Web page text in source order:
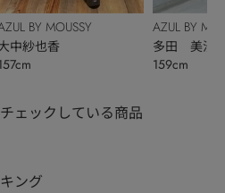
BY MOUSSY
中紗也香
AZUL BY
多田 美沙
159cm
ェックしている商品
ング